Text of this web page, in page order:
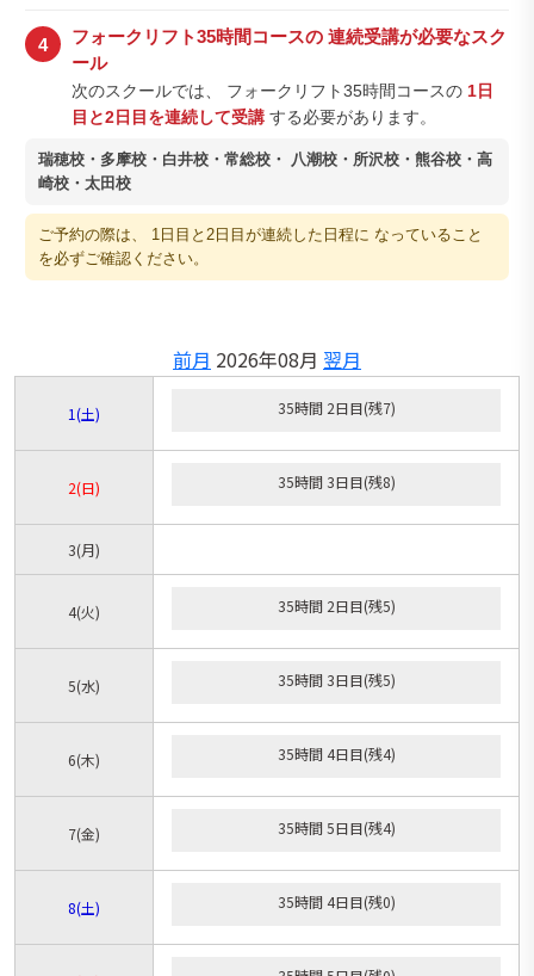
4
フォークリフト35時間コースの 連続受講が必要なスク
ール
次のスクールでは、 フォークリフト35時間コースの 1日
目と2日目を連続して受講 する必要があります。
瑞穂校・多摩校・白井校・常総校・ 八潮校・所沢校・熊谷校・高
崎校・太田校
ご予約の際は、 1日目と2日目が連続した日程に なっていること
を必ずご確認ください。
前月 2026年08月 翌月
1(土) 35時間 2日目(残7)
2(日) 35時間 3日目(残8)
3(月)
4(火) 35時間 2日目(残5)
5(水) 35時間 3日目(残5)
6(木) 35時間 4日目(残4)
7(金) 35時間 5日目(残4)
8(土) 35時間 4日目(残0)